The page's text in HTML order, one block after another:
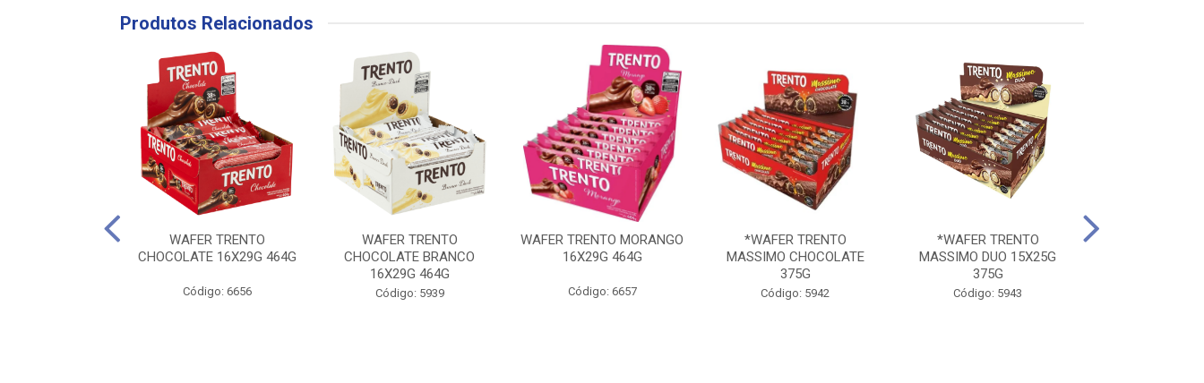
Produtos Relacionados
WAFER TRENTO
CHOCOLATE 16X29G 464G
Código: 6656
WAFER TRENTO
CHOCOLATE BRANCO
16X29G 464G
Código: 5939
WAFER TRENTO MORANGO
16X29G 464G
Código: 6657
*WAFER TRENTO
MASSIMO CHOCOLATE
375G
Código: 5942
*WAFER TRENTO
MASSIMO DUO 15X25G
375G
Código: 5943